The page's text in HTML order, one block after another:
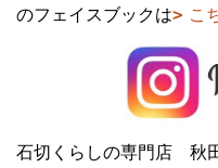
のフェイスブックは
こ
石切くらしの専門店 秋